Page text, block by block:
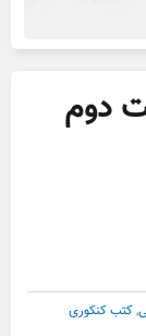
دوم
,کتب کنکوری